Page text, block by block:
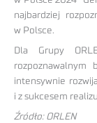
najbardziej
w Polsce.
Dla Grupy
rozpoznawalnym
intensywnie
i z sukcesem
Źródło: ORLEN